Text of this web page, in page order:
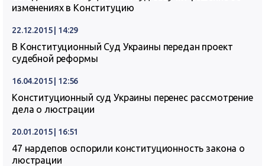
изменениях в Конституцию
22.12.2015 | 14:29
В Конституционный Суд Украины передан проект
судебной реформы
16.04.2015 | 12:56
Конституционный суд Украины перенес рассмотрение
дела о люстрации
20.01.2015 | 16:51
47 нардепов оспорили конституционность закона о
люстрации